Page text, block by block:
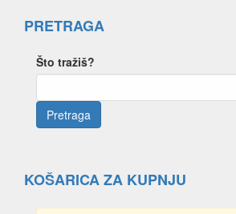
PRETRAGA
Što tražiš?
KOŠARICA ZA KUPNJU